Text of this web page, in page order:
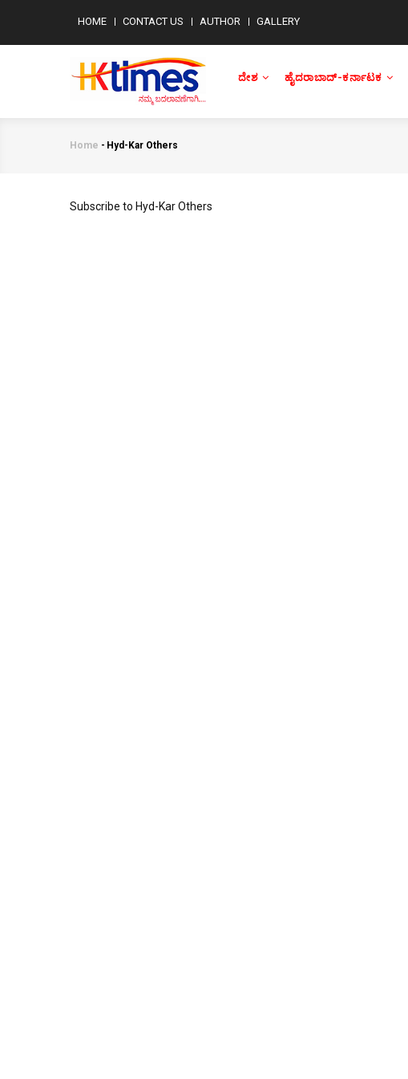
main
MENU
MOBILE
HOME CONTACT US AUTHOR GALLERY
ದೇಶ ಹೈದರಾಬಾದ್-ಕರ್ನಾಟಕ
Breadcrumb
Home - Hyd-Kar Others
Subscribe to Hyd-Kar Others